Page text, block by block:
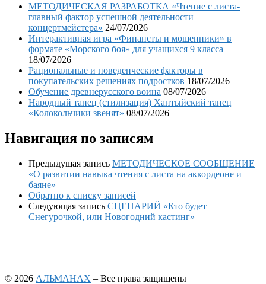
МЕТОДИЧЕСКАЯ РАЗРАБОТКА «Чтение с листа-
главный фактор успешной деятельности
концертмейстера» 24/07/2026
Интерактивная игра «Финансты и мошенники» в
формате «Морского боя» для учащихся 9 класса
18/07/2026
Рациональные и поведенческие факторы в
покупательских решениях подростков 18/07/2026
Обучение древнерусского воина 08/07/2026
Народный танец (стилизация) Хантыйский танец
«Колокольчики звенят» 08/07/2026
Навигация по записям
Предыдущая запись МЕТОДИЧЕСКОЕ СООБЩЕНИЕ
«О развитии навыка чтения с листа на аккордеоне и
баяне»
Обратно к списку записей
Следующая запись СЦЕНАРИЙ «Кто будет
Снегурочкой, или Новогодний кастинг»
© 2026 АЛЬМАНАХ – Все права защищены